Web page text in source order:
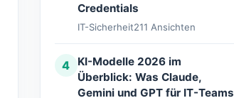
Credentials
IT-Sicherheit211 Ansichten
4
KI-Modelle 2026 im
Überblick: Was Claude,
Gemini und GPT für IT-Teams